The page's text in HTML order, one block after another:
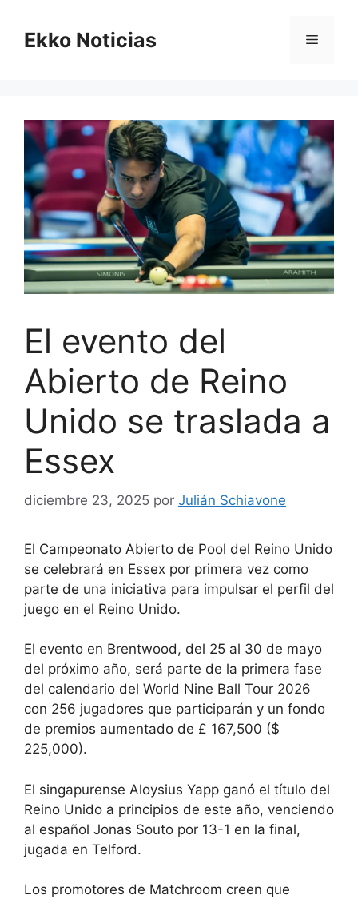
contenido
Ekko Noticias Menú
El evento del
Abierto de Reino
Unido se traslada a
Essex
diciembre 23, 2025 por Julián Schiavone
El Campeonato Abierto de Pool del Reino Unido
se celebrará en Essex por primera vez como
parte de una iniciativa para impulsar el perfil del
juego en el Reino Unido.
El evento en Brentwood, del 25 al 30 de mayo
del próximo año, será parte de la primera fase
del calendario del World Nine Ball Tour 2026
con 256 jugadores que participarán y un fondo
de premios aumentado de £ 167,500 ($
225,000).
El singapurense Aloysius Yapp ganó el título del
Reino Unido a principios de este año, venciendo
al español Jonas Souto por 13-1 en la final,
jugada en Telford.
Los promotores de Matchroom creen que